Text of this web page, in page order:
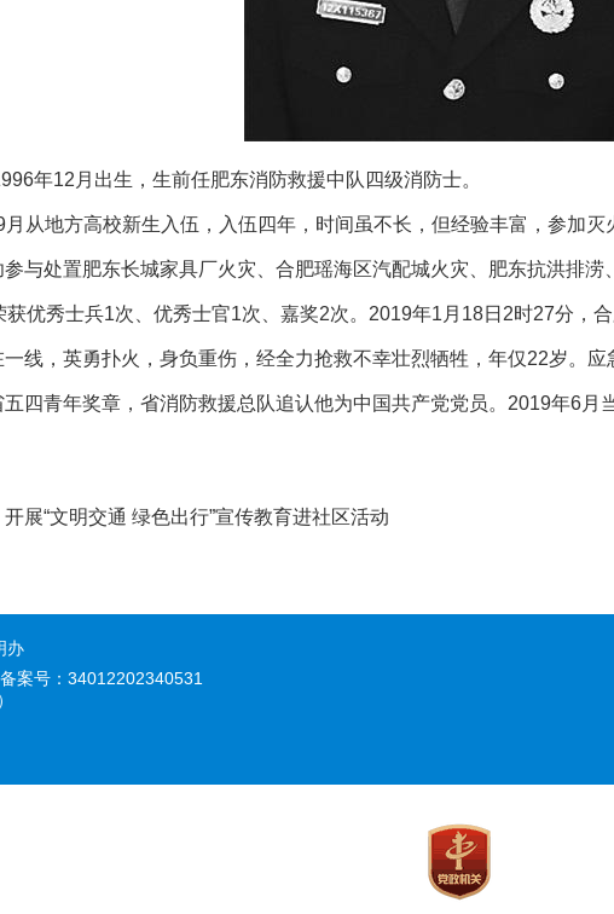
年12月出生，生前任肥东消防救援中队四级消防士。
从地方高校新生入伍，入伍四年，时间虽不长，但经验丰富，参加
与处置肥东长城家具厂火灾、合肥瑶海区汽配城火灾、肥东抗洪排
优秀士兵1次、优秀士官1次、嘉奖2次。2019年1月18日2时27分，
线，英勇扑火，身负重伤，经全力抢救不幸壮烈牺牲，年仅22岁。
四青年奖章，省消防救援总队追认他为中国共产党党员。2019年6月当
展“文明交通 绿色出行”宣传教育进社区活动
办
案号：34012202340531